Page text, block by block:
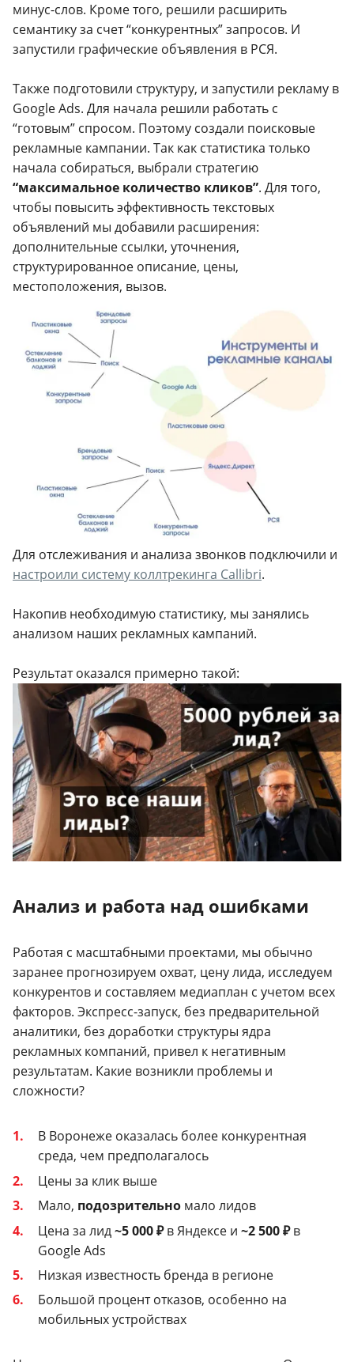
минус-слов. Кроме того, решили расширить
семантику за счет “конкурентных” запросов. И
запустили графические объявления в РСЯ.
Также подготовили структуру, и запустили рекламу в
Google Ads. Для начала решили работать с
“готовым” спросом. Поэтому создали поисковые
рекламные кампании. Так как статистика только
начала собираться, выбрали стратегию
“максимальное количество кликов”. Для того,
чтобы повысить эффективность текстовых
объявлений мы добавили расширения:
дополнительные ссылки, уточнения,
структурированное описание, цены,
местоположения, вызов.
Для отслеживания и анализа звонков подключили и
настроили систему коллтрекинга Callibri.
Накопив необходимую статистику, мы занялись
анализом наших рекламных кампаний.
Результат оказался примерно такой:
Анализ и работа над ошибками
Работая с масштабными проектами, мы обычно
заранее прогнозируем охват, цену лида, исследуем
конкурентов и составляем медиаплан с учетом всех
факторов. Экспресс-запуск, без предварительной
аналитики, без доработки структуры ядра
рекламных компаний, привел к негативным
результатам. Какие возникли проблемы и
сложности?
В Воронеже оказалась более конкурентная
среда, чем предполагалось
Цены за клик выше
Мало, подозрительно мало лидов
Цена за лид~5 000 ₽в Яндексе и ~2 500 ₽в
Google Ads
Низкая известность бренда в регионе
Большой процент отказов, особенно на
мобильных устройствах